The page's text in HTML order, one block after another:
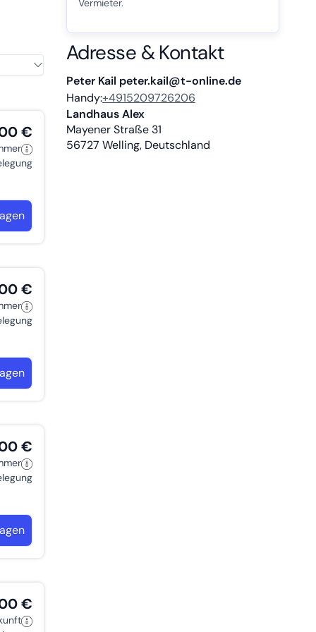
mit
€
€
€
€
Vermieter.
Adresse & Kontakt
Peter Kail peter.kail@t-online.de
Handy:+4915209726206
Landhaus Alex
Mayener Straße 31
56727 Welling, Deutschland